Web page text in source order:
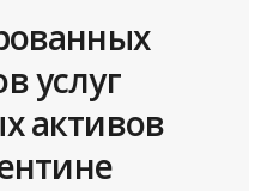
услуг
активов